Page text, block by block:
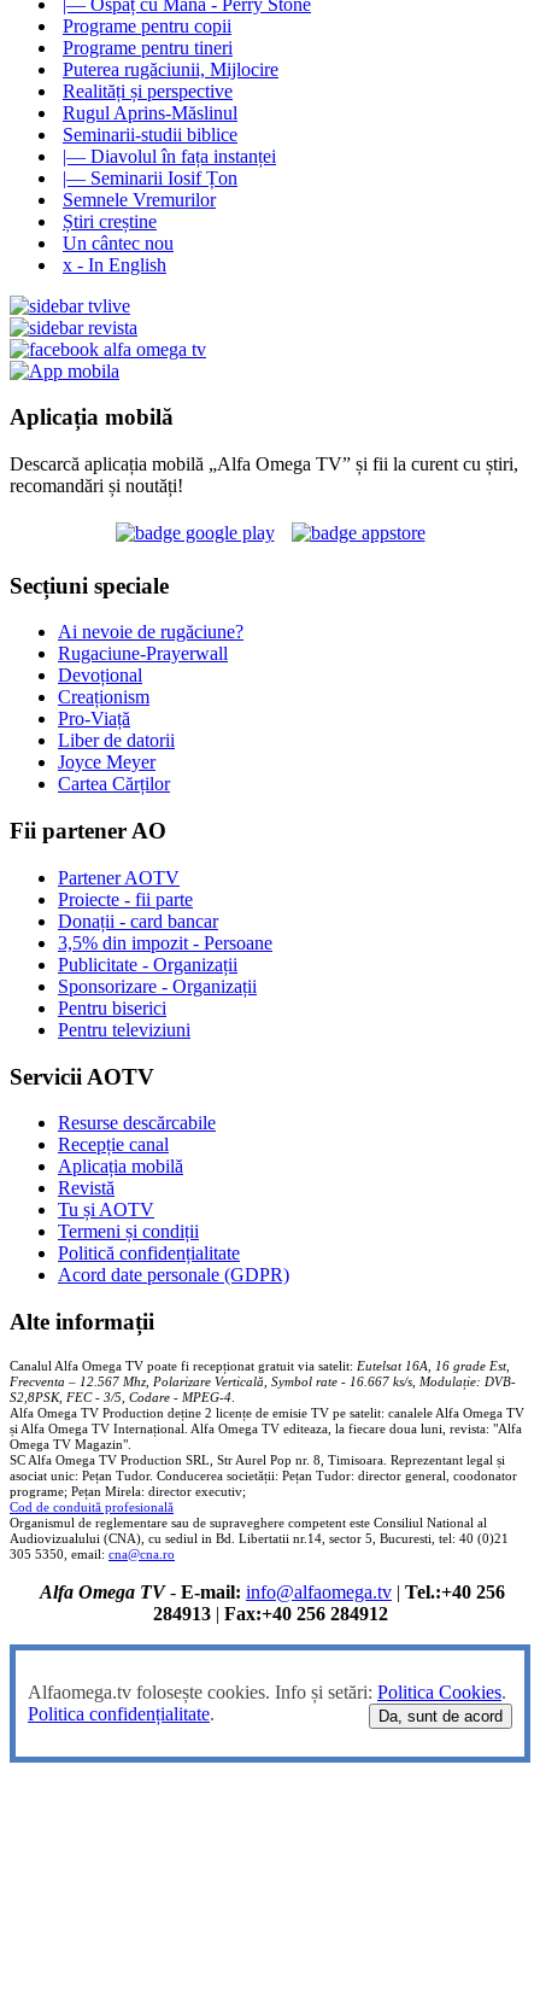
Programe pentru copii
Programe pentru tineri
Puterea rugăciunii, Mijlocire
Realități și perspective
Rugul Aprins-Măslinul
Seminarii-studii biblice
|— Diavolul în fața instanței
|— Seminarii Iosif Țon
Semnele Vremurilor
Știri creștine
Un cântec nou
x - In English
Aplicația mobilă
Descarcă aplicația mobilă „Alfa Omega TV” și fii la curent cu știri,
recomandări și noutăți!
Secțiuni speciale
Ai nevoie de rugăciune?
Rugaciune-Prayerwall
Devoțional
Creaționism
Pro-Viață
Liber de datorii
Joyce Meyer
Cartea Cărților
Fii partener AO
Partener AOTV
Proiecte - fii parte
Donații - card bancar
3,5% din impozit - Persoane
Publicitate - Organizații
Sponsorizare - Organizații
Pentru biserici
Pentru televiziuni
Servicii AOTV
Resurse descărcabile
Recepție canal
Aplicația mobilă
Revistă
Tu și AOTV
Termeni și condiții
Politică confidențialitate
Acord date personale (GDPR)
Alte informații
Canalul Alfa Omega TV poate fi recepționat gratuit via satelit: Eutelsat 16A, 16 grade Est,
Frecventa – 12.567 Mhz, Polarizare Verticală, Symbol rate - 16.667 ks/s, Modulație: DVB-
S2,8PSK, FEC - 3/5, Codare - MPEG-4
Alfa Omega TV Production deține 2 licențe de emisie TV pe satelit: canalele Alfa Omega TV
și Alfa Omega TV Internațional. Alfa Omega TV editeaza, la fiecare doua luni, revista: "Alfa
Omega TV Magazin".
SC Alfa Omega TV Production SRL, Str Aurel Pop nr. 8, Timisoara. Reprezentant legal și
asociat unic: Pețan Tudor. Conducerea societății: Pețan Tudor: director general, coodonator
programe; Pețan Mirela: director executiv;
Cod de conduită profesională
Organismul de reglementare sau de supraveghere competent este Consiliul National al
Audiovizualului (CNA), cu sediul in Bd. Libertatii nr.14, sector 5, Bucuresti, tel: 40 (0)21
305 5350, email: cna@cna.ro
Alfa Omega TV- E-mail: info@alfaomega.tv | Tel.:+40 256
284913| Fax:+40 256 284912
Alfaomega.tv folosește cookies. Info și setări: Politica Cookies.
Politica confidențialitate. Da, sunt de acord